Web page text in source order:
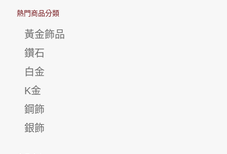
熱門商品分類
黃金飾品
鑽石
白金
K金
鋼飾
銀飾